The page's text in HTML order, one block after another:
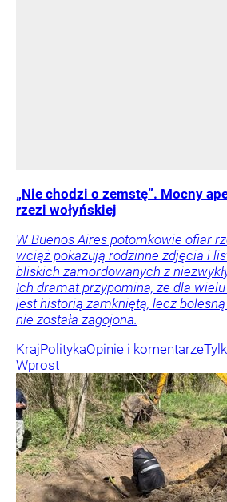
„Nie chodzi o zemstę”. Mocny
rzezi wołyńskiej
W Buenos Aires potomkowie ofiar
wciąż pokazują rodzinne zdjęcia i
bliskich zamordowanych z
Ich dramat przypomina, że dla wielu
jest historią zamkniętą, lecz
nie została zagojona.
KrajPolitykaOpinie i komentarze
Wprost